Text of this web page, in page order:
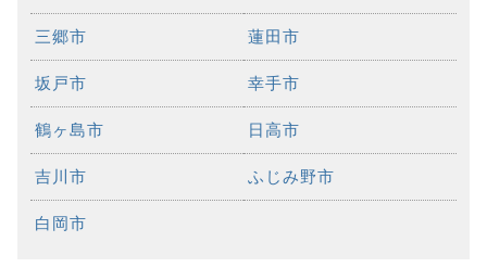
三郷市 蓮田市
坂戸市 幸手市
鶴ヶ島市 日高市
吉川市 ふじみ野市
白岡市